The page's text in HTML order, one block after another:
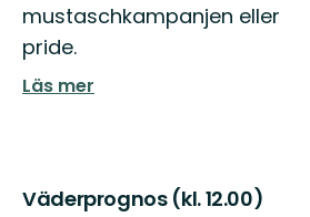
mustaschkampanjen eller
pride.
Läs mer
Väderprognos (kl. 12.00)